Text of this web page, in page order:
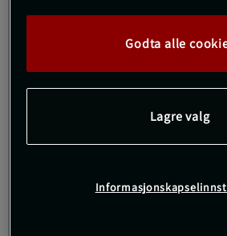
S-Märke Protein Bars fra Candy People
av det klassiske S-merket smakene Sour
Med et proteininnhold på opptil 30 %
smak i et lett tilgjengelig format. Barene
trening og som en rask snack i løpet av
helhetsopplevelse. Et enkelt alternativ
øke sitt daglige proteininntak.
Klassiske S-smaker
Godta alle
Lagre valg